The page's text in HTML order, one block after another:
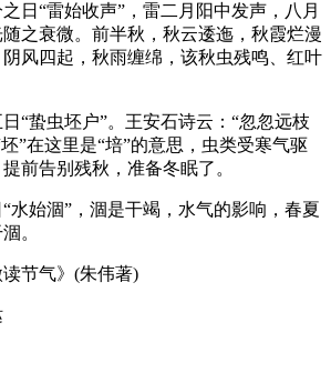
日“雷始收声”，雷二月阳中发声，八月
之衰微。前半秋，秋云逶迤，秋霞烂漫
风四起，秋雨缠绵，该秋虫残鸣、红叶
“蛰虫坯户”。王安石诗云：“忽忽远枝
”在这里是“培”的意思，虫类受寒气驱
前告别残秋，准备冬眠了。
水始涸”，涸是干竭，水气的影响，春夏
。
节气》(朱伟著)